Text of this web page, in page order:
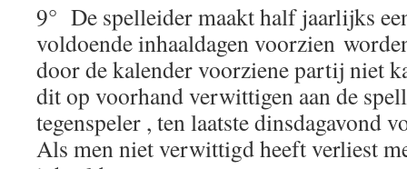
9° De spelleider maakt half jaarlijks
voldoende inhaaldagen voorzien
door de kalender voorziene partij niet
dit op voorhand verwittigen aan de
tegenspeler , ten laatste dinsdagavond
Als men niet verwittigd heeft verliest